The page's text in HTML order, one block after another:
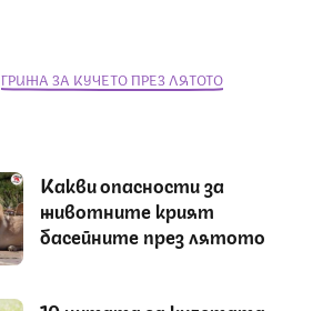
ГРИЖА ЗА КУЧЕТО ПРЕЗ ЛЯТОТО
Какви опасности за
животните крият
басейните през лятото